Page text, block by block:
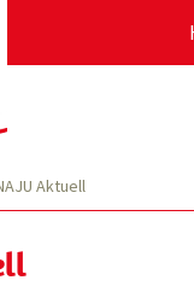
Aktuell